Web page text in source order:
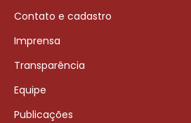
Contato e cadastro
Imprensa
Transparência
Equipe
Publicações